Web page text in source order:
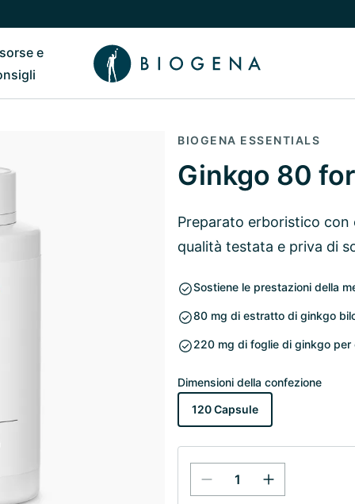
sottomenu di Chi siamo
e
Riavvia il sottomenu di Risorse e consigli
BIOGENA ESSENTIALS
Ginkgo 80
Preparato erboristico
qualità testata e priva di
Sostiene le prestazioni della
80 mg di estratto di ginkgo
220 mg di foglie di ginkgo per
Dimensioni della confezione
120 Capsule